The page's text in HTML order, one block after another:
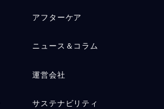
アフターケア
ニュース＆コラム
運営会社
サステナビリティ